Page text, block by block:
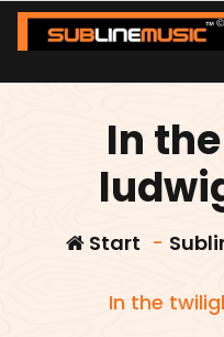
Zum
Inhalt
In
Start -
In the